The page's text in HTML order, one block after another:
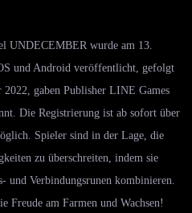
UNDECEMBER wurde am 13.
und Android veröffentlicht, gefolgt
gaben Publisher LINE Games
Die Registrierung ist ab sofort über
Spieler sind in der Lage, die
zu überschreiten, indem sie
und Verbindungsrunen kombinieren.
Freude am Farmen und Wachsen!